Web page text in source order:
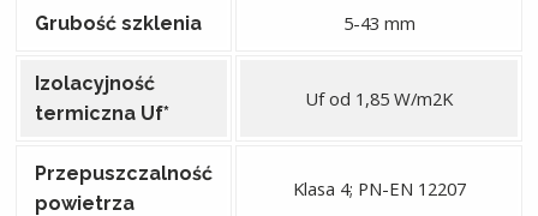
Grubość szklenia 5-43 mm
Izolacyjność
termiczna Uf*
Uf od 1,85 W/m2K
Przepuszczalność
powietrza
Klasa 4; PN-EN 12207